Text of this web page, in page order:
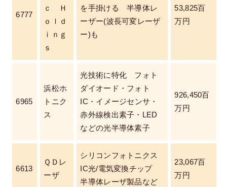
6777
ｃ Ｈ
ｏｌｄ
ｉｎｇ
ｓ
を手掛ける 半導体レ
ーザー(波長可変レーザ
ー)も
53,825百
万円
6965
浜松ホ
トニク
ス
光技術に特化 フォト
ダイオード・フォト
IC・イメージセンサ・
赤外線検出素子・LED
などの光半導体素子
926,450百
万円
6613
ＱＤレ
ーザ
シリコンフォトニクス
IC光/電気変換チップ
半導体レーザ製品など
23,067百
万円